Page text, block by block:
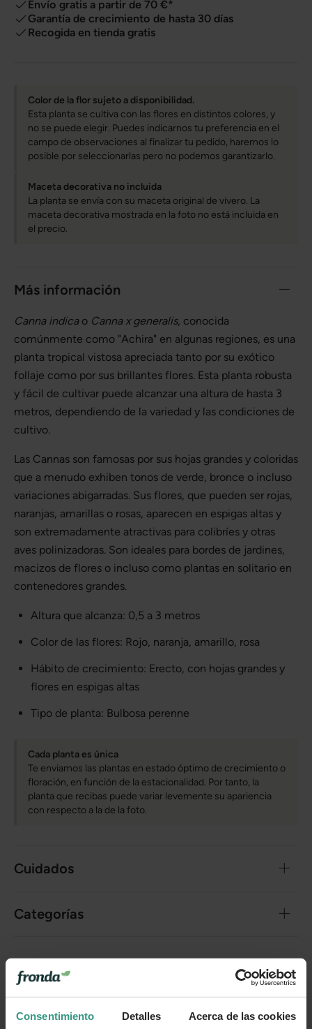
Consentimiento Detalles Acerca de las cookies
Envío gratis a partir de 70 €*
Garantía de crecimiento de hasta 30 días
Recogida en tienda gratis
Color de la flor sujeto a disponibilidad.
Esta planta se cultiva con las flores en distintos colores, y
no se puede elegir. Puedes indicarnos tu preferencia en el
campo de observaciones al finalizar tu pedido, haremos lo
posible por seleccionarlas pero no podemos garantizarlo.
Maceta decorativa no incluida
La planta se envía con su maceta original de vivero. La
maceta decorativa mostrada en la foto no está incluida en
el precio.
Más información
Canna indicao Canna x generalis, conocida
comúnmente como "Achira" en algunas regiones, es una
planta tropical vistosa apreciada tanto por su exótico
follaje como por sus brillantes flores. Esta planta robusta
y fácil de cultivar puede alcanzar una altura de hasta 3
metros, dependiendo de la variedad y las condiciones de
cultivo.
Las Cannas son famosas por sus hojas grandes y coloridas
que a menudo exhiben tonos de verde, bronce o incluso
variaciones abigarradas. Sus flores, que pueden ser rojas,
naranjas, amarillas o rosas, aparecen en espigas altas y
son extremadamente atractivas para colibríes y otras
aves polinizadoras. Son ideales para bordes de jardines,
macizos de flores o incluso como plantas en solitario en
contenedores grandes.
Altura que alcanza: 0,5 a 3 metros
Color de las flores: Rojo, naranja, amarillo, rosa
Hábito de crecimiento: Erecto, con hojas grandes y
flores en espigas altas
Tipo de planta: Bulbosa perenne
Cada planta es única
Te enviamos las plantas en estado óptimo de crecimiento o
floración, en función de la estacionalidad. Por tanto, la
planta que recibas puede variar levemente su apariencia
con respecto a la de la foto.
Cuidados
Categorías
Número de artículo: